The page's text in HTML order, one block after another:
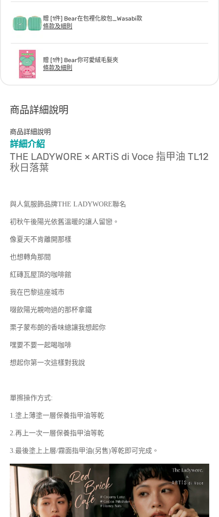
贈 [1件] Bear在包裡化妝包_Wasabi款
條款及細則
贈 [1件] Bear你可愛絨毛髮夾
條款及細則
商品詳細說明
商品詳細說明
詳細介紹
THE LADYWORE × ARTiS di Voce 指甲油 TL12
秋日落葉
與人氣服飾品牌THE LADYWORE聯名
初秋午後陽光依舊溫暖的讓人留戀。
像夏天不肯離開那樣
也想轉角那間
紅磚瓦屋頂的咖啡館
我在巴黎這座城市
啜飲陽光親吻過的那杯拿鐵
栗子蒙布朗的香味總讓我想起你
嘿要不要一起喝咖啡
想起你第一次這樣對我說
單擦操作方式:
1.塗上薄塗一層保養指甲油等乾
2.再上一次一層保養指甲油等乾
3.最後塗上上層/霧面指甲油(另售)等乾即可完成。